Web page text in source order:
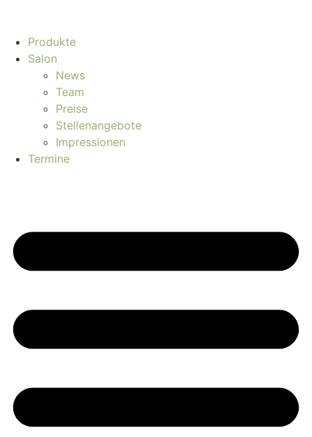
Produkte
Salon
News
Team
Preise
Stellenangebote
Impressionen
Termine